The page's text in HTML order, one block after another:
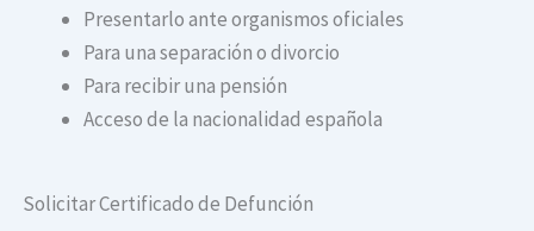
Presentarlo ante organismos oficiales
Para una separación o divorcio
Para recibir una pensión
Acceso de la nacionalidad española
Solicitar Certificado de Defunción